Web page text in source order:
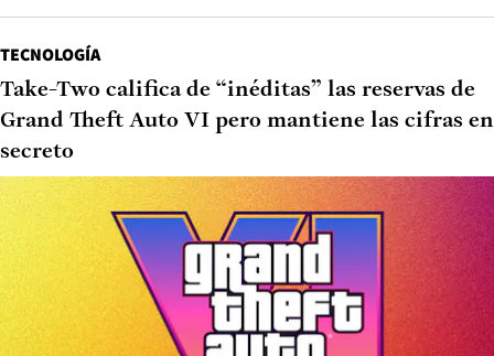
TECNOLOGÍA
Take-Two califica de “inéditas” las reservas de
Grand Theft Auto VI pero mantiene las cifras en
secreto